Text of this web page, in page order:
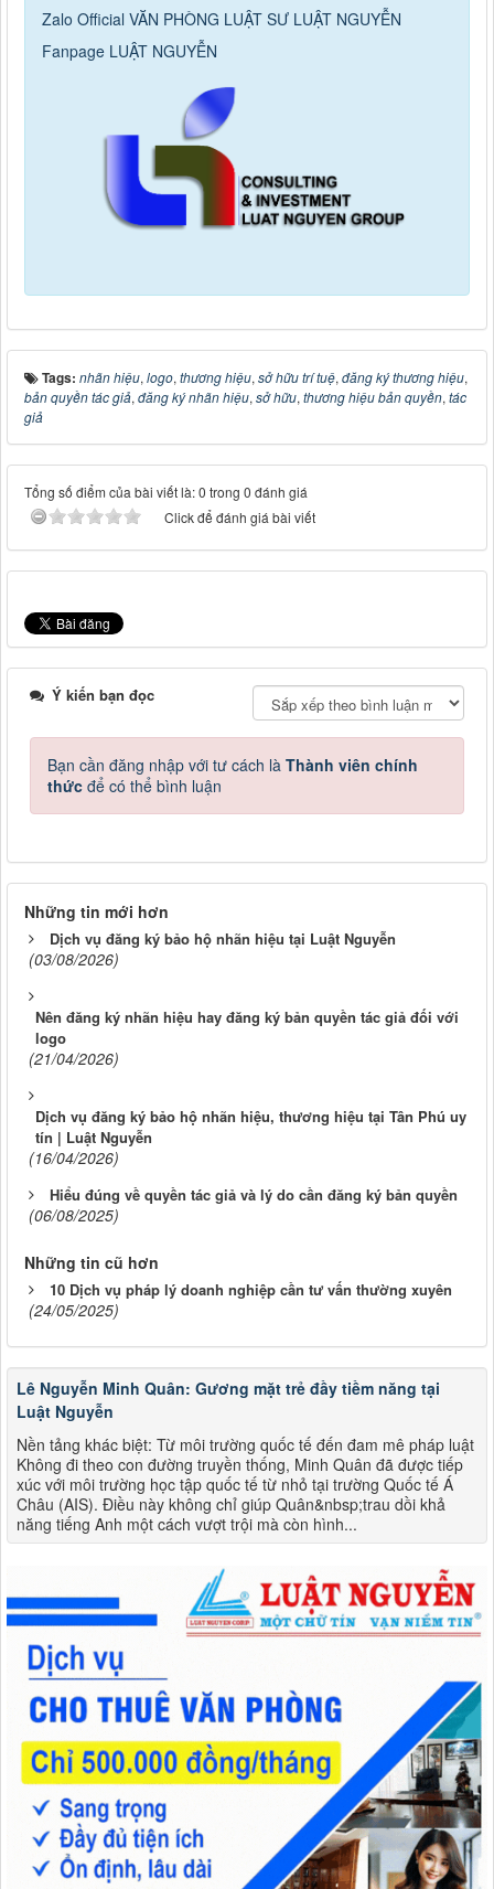
Zalo Official VĂN PHÒNG LUẬT SƯ LUẬT NGUYỄN
Fanpage LUẬT NGUYỄN
Tags: nhãn hiệu, logo, thương hiệu, sở hữu trí tuệ, đăng ký thương hiệu,
bản quyền tác giả, đăng ký nhãn hiệu, sở hữu, thương hiệu bản quyền, tác
giả
Tổng số điểm của bài viết là: 0 trong 0 đánh giá
Click để đánh giá bài viết
Ý kiến bạn đọc
Bạn cần đăng nhập với tư cách là Thành viên chính
thức để có thể bình luận
Những tin mới hơn
Dịch vụ đăng ký bảo hộ nhãn hiệu tại Luật Nguyễn
(03/08/2026)
Nên đăng ký nhãn hiệu hay đăng ký bản quyền tác giả đối với
logo
(21/04/2026)
Dịch vụ đăng ký bảo hộ nhãn hiệu, thương hiệu tại Tân Phú uy
tín | Luật Nguyễn
(16/04/2026)
Hiểu đúng về quyền tác giả và lý do cần đăng ký bản quyền
(06/08/2025)
Những tin cũ hơn
10 Dịch vụ pháp lý doanh nghiệp cần tư vấn thường xuyên
(24/05/2025)
Lê Nguyễn Minh Quân: Gương mặt trẻ đầy tiềm năng tại
Luật Nguyễn
Nền tảng khác biệt: Từ môi trường quốc tế đến đam mê pháp luật
Không đi theo con đường truyền thống, Minh Quân đã được tiếp
xúc với môi trường học tập quốc tế từ nhỏ tại trường Quốc tế Á
Châu (AIS). Điều này không chỉ giúp Quân&nbsp;trau dồi khả
năng tiếng Anh một cách vượt trội mà còn hình...